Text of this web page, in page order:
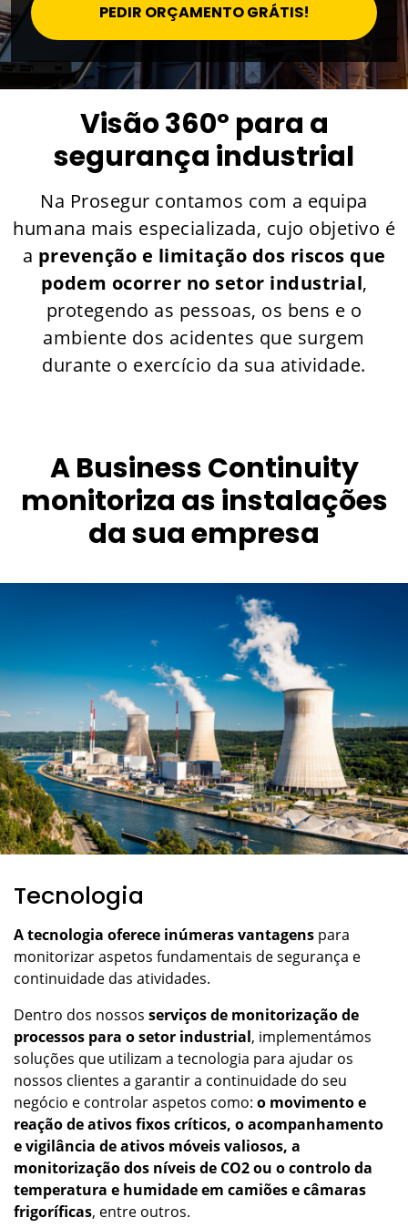
PEDIR ORÇAMENTO GRÁTIS!
Visão 360º para a
segurança industrial
Na Prosegur contamos com a equipa
humana mais especializada, cujo objetivo é
a prevenção e limitação dos riscos que
podem ocorrer no setor industrial,
protegendo as pessoas, os bens e o
ambiente dos acidentes que surgem
durante o exercício da sua atividade.
A Business Continuity
monitoriza as instalações
da sua empresa
Tecnologia
A tecnologia oferece inúmeras vantagens para
monitorizar aspetos fundamentais de segurança e
continuidade das atividades.
Dentro dos nossos serviços de monitorização de
processos para o setor industrial, implementámos
soluções que utilizam a tecnologia para ajudar os
nossos clientes a garantir a continuidade do seu
negócio e controlar aspetos como: o movimento e
reação de ativos fixos críticos, o acompanhamento
e vigilância de ativos móveis valiosos, a
monitorização dos níveis de CO2 ou o controlo da
temperatura e humidade em camiões e câmaras
frigoríficas, entre outros.